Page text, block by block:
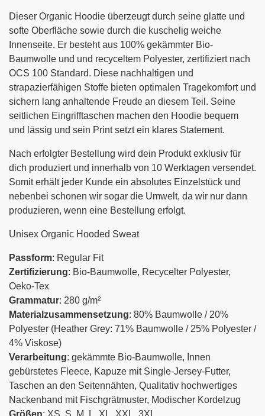
Dieser Organic Hoodie überzeugt durch seine glatte und
softe Oberfläche sowie durch die kuschelig weiche
Innenseite. Er besteht aus 100% gekämmter Bio-
Baumwolle und und recyceltem Polyester, zertifiziert nach
OCS 100 Standard. Diese nachhaltigen und
strapazierfähigen Stoffe bieten optimalen Tragekomfort und
sichern lang anhaltende Freude an diesem Teil. Seine
seitlichen Eingrifftaschen machen den Hoodie bequem
und lässig und sein Print setzt ein klares Statement.
Nach erfolgter Bestellung wird dein Produkt exklusiv für
dich produziert und innerhalb von 10 Werktagen versendet.
Somit erhält jeder Kunde ein absolutes Einzelstück und
nebenbei schonen wir sogar die Umwelt, da wir nur dann
produzieren, wenn eine Bestellung erfolgt.
Unisex Organic Hooded Sweat
Passform: Regular Fit
Zertifizierung: Bio-Baumwolle, Recycelter Polyester,
Oeko-Tex
Grammatur: 280 g/m²
Materialzusammensetzung: 80% Baumwolle / 20%
Polyester (Heather Grey: 71% Baumwolle / 25% Polyester /
4% Viskose)
Verarbeitung: gekämmte Bio-Baumwolle, Innen
gebürstetes Fleece, Kapuze mit Single-Jersey-Futter,
Taschen an den Seitennähten, Qualitativ hochwertiges
Nackenband mit Fischgrätmuster, Modischer Kordelzug
Größen: XS, S, M, L, XL, XXL, 3XL